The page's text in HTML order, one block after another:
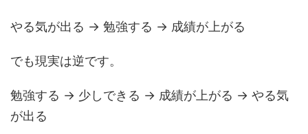
やる気が出る → 勉強する → 成績が上がる
でも現実は逆です。
勉強する → 少しできる → 成績が上がる → やる気
が出る